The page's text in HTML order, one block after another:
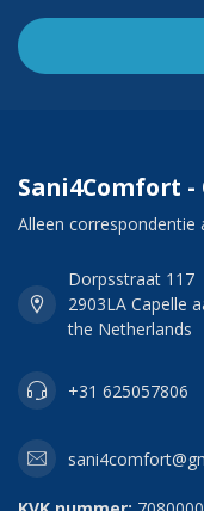
Sani4Comfort
Alleen correspondentie
Dorpsstraat 117
2903LA Capelle
the Netherlands
+31 625057806